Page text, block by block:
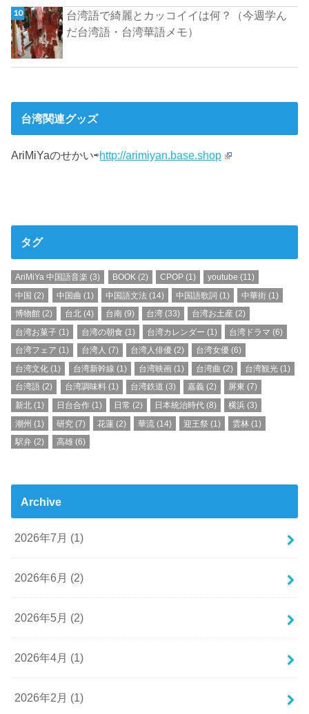
台湾語で綺麗とカッコイイは何？（今週学ん
だ台湾語・台湾華語メモ）
台湾関連グッズ
AriMiYaのせかい⇨http://arimiyan.base.shop
タグ
AriMiYa 中国語音楽 (3) BOOK(2) CPOP(1) youtube (11)
中国 (2) 中国曲 (1) 中国語文法 (14) 中国語歌詞 (1) 中華街 (1)
博物館 (2) 台北(4) 台南 (9) 台湾 (33) 台湾お土産 (2)
台湾お菓子 (1) 台湾の朝食 (1) 台湾カレンダー (1) 台湾ドラマ (6)
台湾フェア (1) 台湾人 (7) 台湾人俳優(2) 台湾女優 (6)
台湾文化 (1) 台湾新幹線 (1) 台湾映画(1) 台湾曲 (2) 台湾観光 (1)
台湾語 (2) 台湾調味料 (1) 台湾鉄道 (3) 嘉義 (2) 屏東 (7)
新北 (1) 日台合作 (1) 日常 (2) 日本統治時代 (8) 横浜 (3)
潮州 (1) 研究(7) 花蓮(2) 華流 (14) 迎王祭 (1) 雲林 (1)
駅弁 (2) 高雄(6)
Archive
2026年7月 (1)
2026年6月 (2)
2026年5月 (2)
2026年4月 (1)
2026年2月 (1)